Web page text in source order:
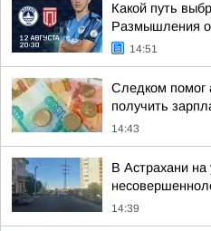
Какой путь
Размышления о
14:51
Следком помог
получить
14:43
В Астрахани на
14:39